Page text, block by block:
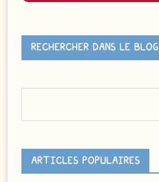
RECHERCHER DANS LE BLOG
ARTICLES POPULAIRES